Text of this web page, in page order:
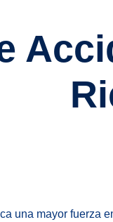
una mayor fuerza